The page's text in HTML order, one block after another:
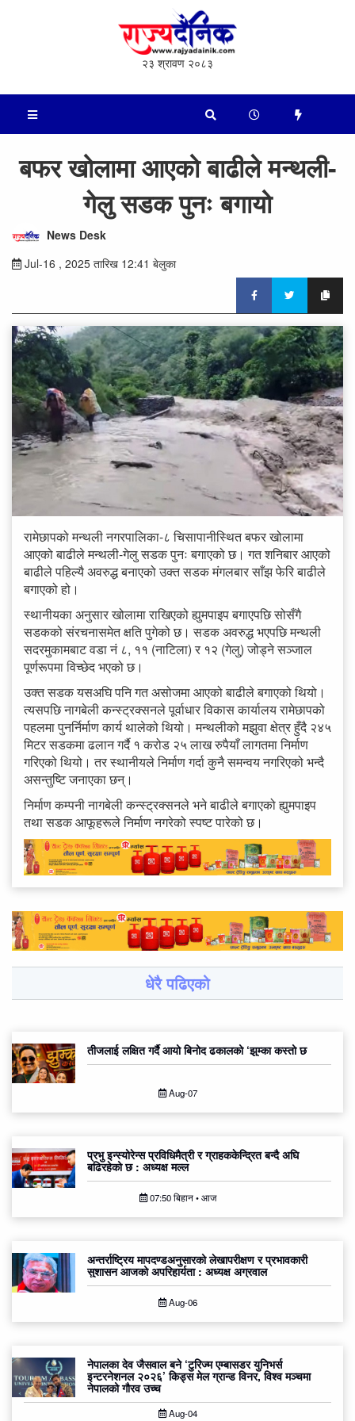
२३ श्रावण २०८३
बफर खोलामा आएको बाढीले मन्थली-
गेलु सडक पुनः ब​गायो
News Desk
Jul-16 , 2025 तारिख 12:41 बेलुका
रामेछापको मन्थली नगरपालिका-८ चिसापानीस्थित बफर खोलामा
आएको बाढीले मन्थली-गेलु सडक पुनः बगाएको छ। गत शनिबार आएको
बाढीले पहिल्यै अवरुद्ध बनाएको उक्त सडक मंगलबार साँझ फेरि बाढीले
बगाएको हो।
स्थानीयका अनुसार खोलामा राखिएको ह्युमपाइप बगाएपछि सोसँगै
सडकको संरचनासमेत क्षति पुगेको छ। सडक अवरुद्ध भएपछि मन्थली
सदरमुकामबाट वडा नं ८, ११ (नाटिला) र १२ (गेलु) जोड्ने सञ्जाल
पूर्णरूपमा विच्छेद भएको छ।
उक्त सडक यसअघि पनि गत असोजमा आएको बाढीले बगाएको थियो।
त्यसपछि नागबेली कन्स्ट्रक्सनले पूर्वाधार विकास कार्यालय रामेछापको
पहलमा पुनर्निर्माण कार्य थालेको थियो। मन्थलीको मझुवा क्षेत्र हुँदै २४५
मिटर सडकमा ढलान गर्दै १ करोड २५ लाख रुपैयाँ लागतमा निर्माण
गरिएको थियो। तर स्थानीयले निर्माण गर्दा कुनै समन्वय नगरिएको भन्दै
असन्तुष्टि जनाएका छन्।
निर्माण कम्पनी नागबेली कन्स्ट्रक्सनले भने बाढीले बगाएको ह्युमपाइप
तथा सडक आफूहरूले निर्माण नगरेको स्पष्ट पारेको छ।
धेरै पढिएको
तीजलाई लक्षित गर्दै आयो बिनोद ढकालको ‘झुम्का कस्तो छ
Aug-07
प्रभु इन्स्योरेन्स प्रविधिमैत्री र ग्राहककेन्द्रित बन्दै अघि
बढिरहेको छ : अध्यक्ष मल्ल
07:50 बिहान • आज
अन्तर्राष्ट्रिय मापदण्डअनुसारको लेखापरीक्षण र प्रभावकारी
सुशासन आजको अपरिहार्यता : अध्यक्ष अग्रवाल
Aug-06
नेपालका देव जैसवाल बने ‘टुरिज्म एम्बासडर युनिभर्स
इन्टरनेशनल २०२६’ किड्स मेल ग्रान्ड विनर, विश्व मञ्चमा
नेपालको गौरव उच्च
Aug-04